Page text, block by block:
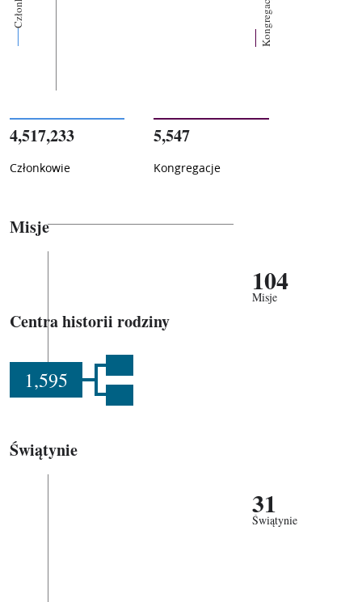
Kongregacje
4,517,233
Członkowie
5,547
Kongregacje
Misje
104
Misje
Centra historii rodziny
1,595
Świątynie
31
Świątynie